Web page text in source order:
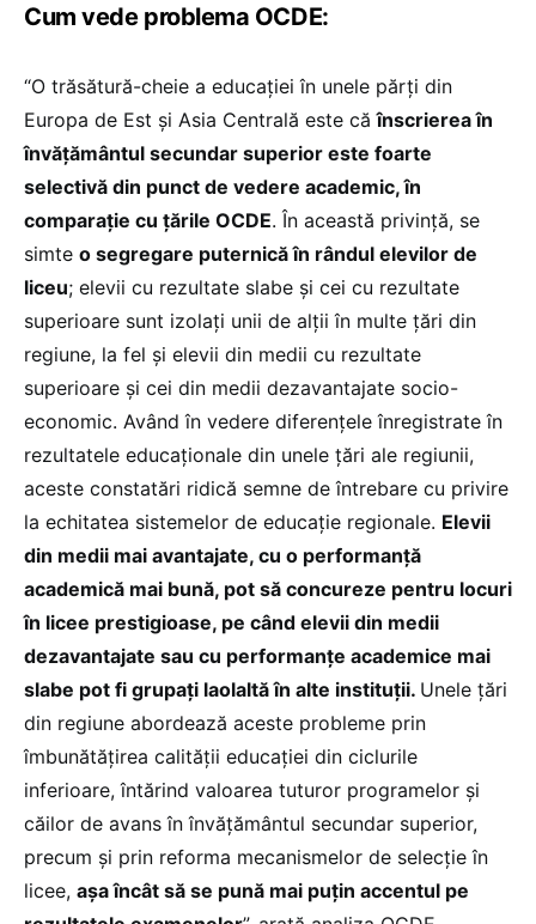
Cum vede problema OCDE:
“O trăsătură-cheie a educației în unele părți din
Europa de Est și Asia Centrală este căînscrierea în
învățământul secundar superior este foarte
selectivă din punct de vedere academic, în
comparație cu țările OCDE. În această privință, se
simte o segregare puternică în rândul elevilor de
liceu; elevii cu rezultate slabe și cei cu rezultate
superioare sunt izolați unii de alții în multe țări din
regiune, la fel și elevii din medii cu rezultate
superioare și cei din medii dezavantajate socio-
economic. Având în vedere diferențele înregistrate în
rezultatele educaționale din unele țări ale regiunii,
aceste constatări ridică semne de întrebare cu privire
la echitatea sistemelor de educație regionale. Elevii
din medii mai avantajate, cu o performanță
academică mai bună, pot să concureze pentru locuri
în licee prestigioase, pe când elevii din medii
dezavantajate sau cu performanțe academice mai
slabe pot fi grupați laolaltă în alte instituții. Unele țări
din regiune abordează aceste probleme prin
îmbunătățirea calității educației din ciclurile
inferioare, întărind valoarea tuturor programelor și
căilor de avans în învățământul secundar superior,
precum și prin reforma mecanismelor de selecție în
licee, așa încât să se pună mai puțin accentul pe